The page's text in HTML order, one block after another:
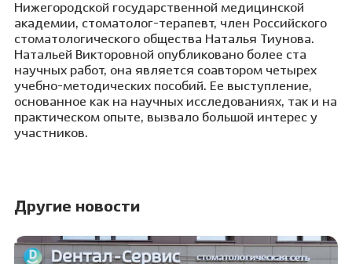
Нижегородской государственной медицинской
академии, стоматолог-терапевт, член Российского
стоматологического общества Наталья Тиунова.
Натальей Викторовной опубликовано более ста
научных работ, она является соавтором четырех
учебно-методических пособий. Ее выступление,
основанное как на научных исследованиях, так и на
практическом опыте, вызвало большой интерес у
участников.
Другие новости